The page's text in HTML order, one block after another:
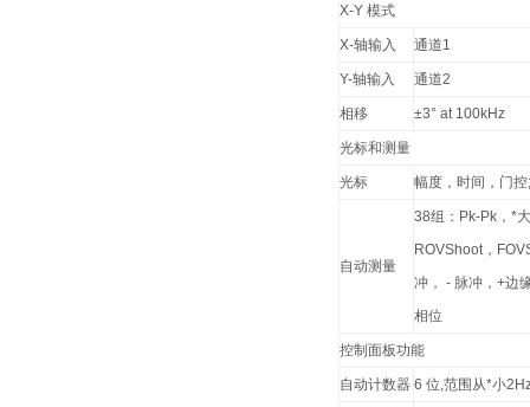
X-Y 模式
X-轴输入 通道1
Y-轴输入 通道2
相移 ±3° at 100kHz
光标和测量
光标 幅度，时间，门
自动测量
38组：Pk-Pk，*
ROVShoot，
冲， - 脉冲，+边
相位
控制面板功能
自动计数器 6 位,范围从*小